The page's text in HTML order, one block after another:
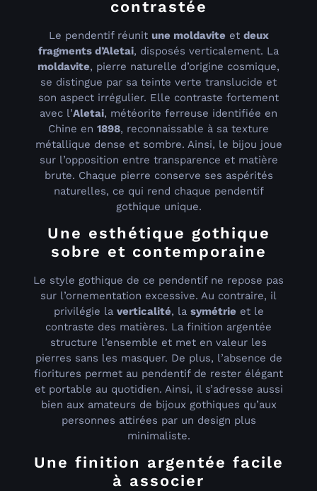
contrastée
Le pendentif réunit une moldavite et deux
fragments d’Aletai, disposés verticalement. La
moldavite, pierre naturelle d’origine cosmique,
se distingue par sa teinte verte translucide et
son aspect irrégulier. Elle contraste fortement
avec l’Aletai, météorite ferreuse identifiée en
Chine en 1898, reconnaissable à sa texture
métallique dense et sombre. Ainsi, le bijou joue
sur l’opposition entre transparence et matière
brute. Chaque pierre conserve ses aspérités
naturelles, ce qui rend chaque pendentif
gothique unique.
Une esthétique gothique
sobre et contemporaine
Le style gothique de ce pendentif ne repose pas
sur l’ornementation excessive. Au contraire, il
privilégie la verticalité, la symétrie et le
contraste des matières. La finition argentée
structure l’ensemble et met en valeur les
pierres sans les masquer. De plus, l’absence de
fioritures permet au pendentif de rester élégant
et portable au quotidien. Ainsi, il s’adresse aussi
bien aux amateurs de bijoux gothiques qu’aux
personnes attirées par un design plus
minimaliste.
Une finition argentée facile
à associer